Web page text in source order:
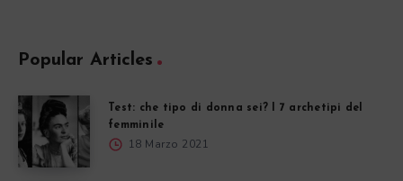
Popular Articles
Test: che tipo di donna sei? I 7 archetipi del
femminile
18 Marzo 2021